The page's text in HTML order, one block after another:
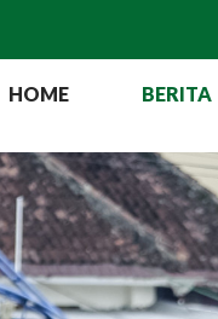
HOME BERITA